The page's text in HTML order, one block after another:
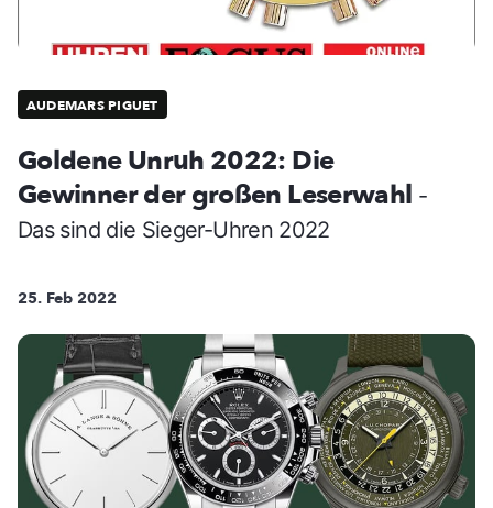
AUDEMARS PIGUET
Goldene Unruh 2022: Die
Gewinner der großen Leserwahl -
Das sind die Sieger-Uhren 2022
25. Feb 2022